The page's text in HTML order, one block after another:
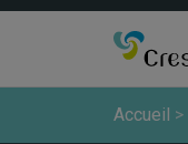
Accueil >